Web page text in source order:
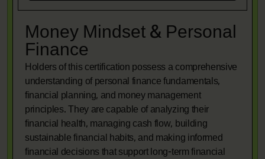
Money Mindset & Personal
Finance
Holders of this certification possess a comprehensive
understanding of personal finance fundamentals,
financial planning, and money management
principles. They are capable of analyzing their
financial health, managing cash flow, building
sustainable financial habits, and making informed
financial decisions that support long-term financial